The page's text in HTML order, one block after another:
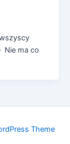
Nie ma co
Theme